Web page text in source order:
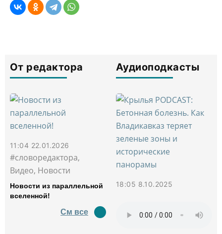
От редактора
11:04 22.01.2026
#словоредактора,
Видео, Новости
Новости из параллельной
вселенной!
См все
Аудиоподкасты
18:05 8.10.2025